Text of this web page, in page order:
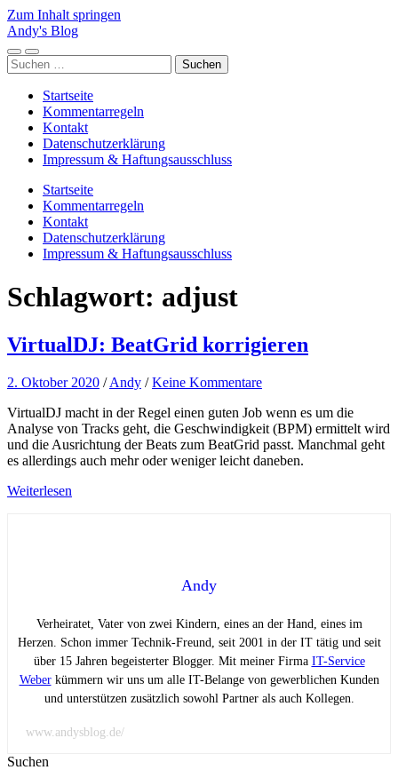
Zum Inhalt springen
Andy's Blog
Mobile-
Menü
Suchfeld
ein-/ausblenden
Suchen
nach:
Startseite
Kommentarregeln
Kontakt
Datenschutzerklärung
Impressum & Haftungsausschluss
Startseite
Kommentarregeln
Kontakt
Datenschutzerklärung
Impressum & Haftungsausschluss
Schlagwort: adjust
VirtualDJ: BeatGrid korrigieren
2. Oktober 2020 /Andy /Keine Kommentare
VirtualDJ macht in der Regel einen guten Job wenn es um die
Analyse von Tracks geht, die Geschwindigkeit (BPM) ermittelt wird
und die Ausrichtung der Beats zum BeatGrid passt. Manchmal geht
es allerdings auch mehr oder weniger leicht daneben.
Weiterlesen
Andy
Verheiratet, Vater von zwei Kindern, eines an der Hand, eines im
Herzen. Schon immer Technik-Freund, seit 2001 in der IT tätig und seit
über 15 Jahren begeisterter Blogger. Mit meiner Firma IT-Service
Weberkümmern wir uns um alle IT-Belange von gewerblichen Kunden
und unterstützen zusätzlich sowohl Partner als auch Kollegen.
www.andysblog.de/
Suchen